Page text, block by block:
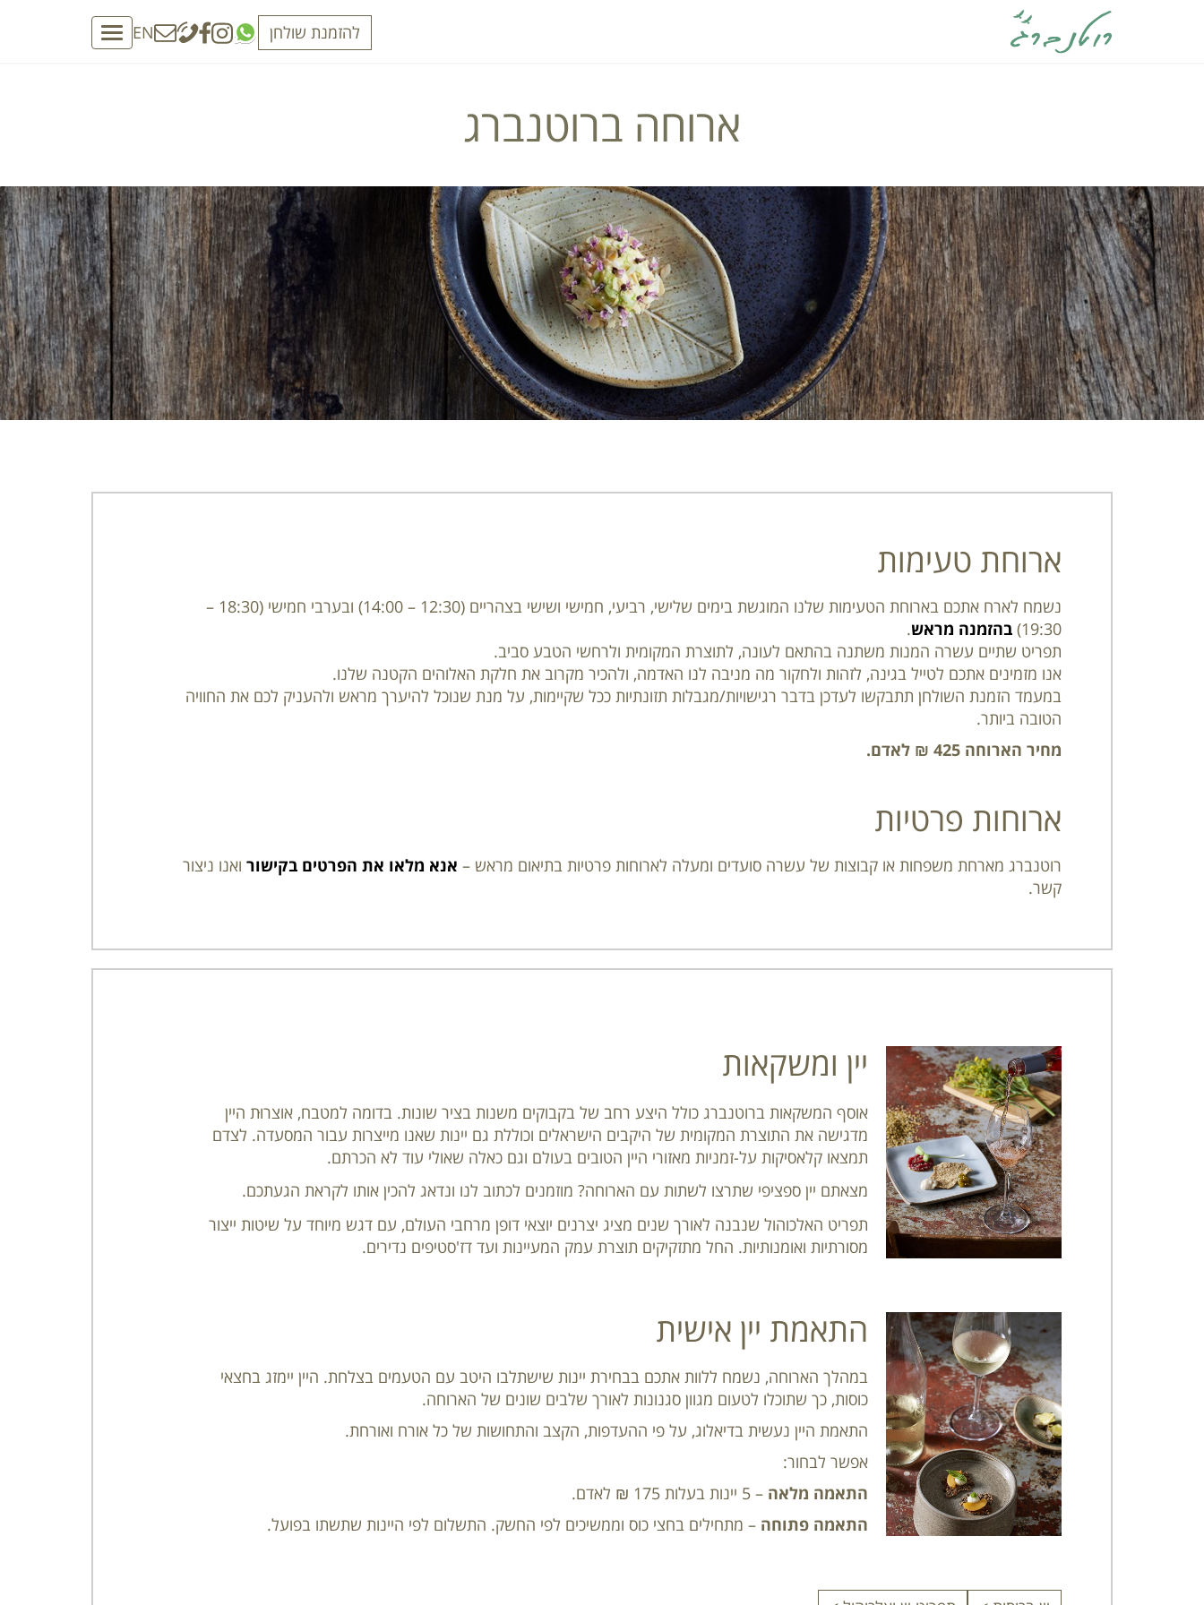
להזמנת שולחן EN
Toggle
ארוחה ברוטנברג
ארוחת טעימות
נשמח לארח אתכם בארוחת הטעימות שלנו המוגשת בימים שלישי, רביעי, חמישי ושישי בצהריים (12:30 – 14:00) ובערבי חמישי (18:30 –
19:30) בהזמנה מראש.
תפריט שתיים עשרה המנות משתנה בהתאם לעונה, לתוצרת המקומית ולרחשי הטבע סביב.
אנו מזמינים אתכם לטייל בגינה, לזהות ולחקור מה מניבה לנו האדמה, ולהכיר מקרוב את חלקת האלוהים הקטנה שלנו.
במעמד הזמנת השולחן תתבקשו לעדכן בדבר רגישויות/מגבלות תזונתיות ככל שקיימות, על מנת שנוכל להיערך מראש ולהעניק לכם את החוויה
הטובה ביותר.
מחיר הארוחה 425 ₪ לאדם.
ארוחות פרטיות
רוטנברג מארחת משפחות או קבוצות של עשרה סועדים ומעלה לארוחות פרטיות בתיאום מראש – אנא מלאו את הפרטים בקישור ואנו ניצור
קשר.
יין ומשקאות
אוסף המשקאות ברוטנברג כולל היצע רחב של בקבוקים משנות בציר שונות. בדומה למטבח, אוצרוּת היין
מדגישה את התוצרת המקומית של היקבים הישראלים וכוללת גם יינות שאנו מייצרות עבור המסעדה. לצדם
תמצאו קלאסיקות על-זמניות מאזורי היין הטובים בעולם וגם כאלה שאולי עוד לא הכרתם.
מצאתם יין ספציפי שתרצו לשתות עם הארוחה? מוזמנים לכתוב לנו ונדאג להכין אותו לקראת הגעתכם.
תפריט האלכוהול שנבנה לאורך שנים מציג יצרנים יוצאי דופן מרחבי העולם, עם דגש מיוחד על שיטות ייצור
מסורתיות ואומנותיות. החל מתזקיקים תוצרת עמק המעיינות ועד דז'סטיפים נדירים.
התאמת יין אישית
במהלך הארוחה, נשמח ללוות אתכם בבחירת יינות שישתלבו היטב עם הטעמים בצלחת. היין יימזג בחצאי
כוסות, כך שתוכלו לטעום מגוון סגנונות לאורך שלבים שונים של הארוחה.
התאמת היין נעשית בדיאלוג, על פי ההעדפות, הקצב והתחושות של כל אורח ואורחת.
אפשר לבחור:
התאמה מלאה – 5 יינות בעלות 175 ₪ לאדם.
התאמה פתוחה – מתחילים בחצי כוס וממשיכים לפי החשק. התשלום לפי היינות שתשתו בפועל.